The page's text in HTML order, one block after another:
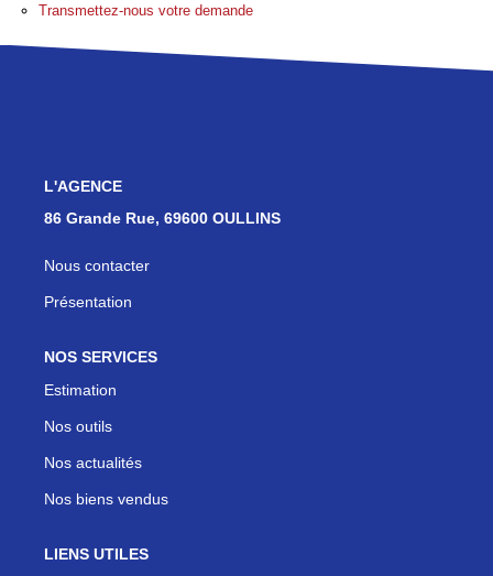
Contact
Transmettez-nous votre demande
L'AGENCE
86 Grande Rue, 69600 OULLINS
Nous contacter
Présentation
NOS SERVICES
Estimation
Nos outils
Nos actualités
Nos biens vendus
LIENS UTILES